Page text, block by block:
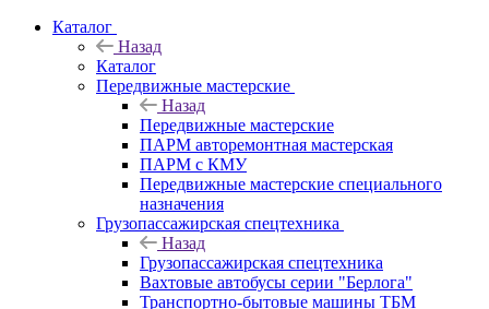
Каталог
Назад
Каталог
Передвижные мастерские
Назад
Передвижные мастерские
ПАРМ авторемонтная мастерская
ПАРМ с КМУ
Передвижные мастерские специального
назначения
Грузопассажирская спецтехника
Назад
Грузопассажирская спецтехника
Вахтовые автобусы серии "Берлога"
Транспортно-бытовые машины ТБМ